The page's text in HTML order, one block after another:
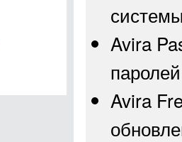
Avira
Avira